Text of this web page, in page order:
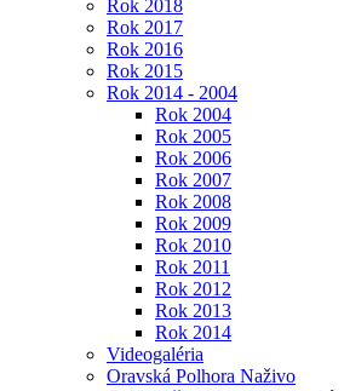
Rok 2018
Rok 2017
Rok 2016
Rok 2015
Rok 2014 - 2004
Rok 2004
Rok 2005
Rok 2006
Rok 2007
Rok 2008
Rok 2009
Rok 2010
Rok 2011
Rok 2012
Rok 2013
Rok 2014
Videogaléria
Oravská Polhora Naživo